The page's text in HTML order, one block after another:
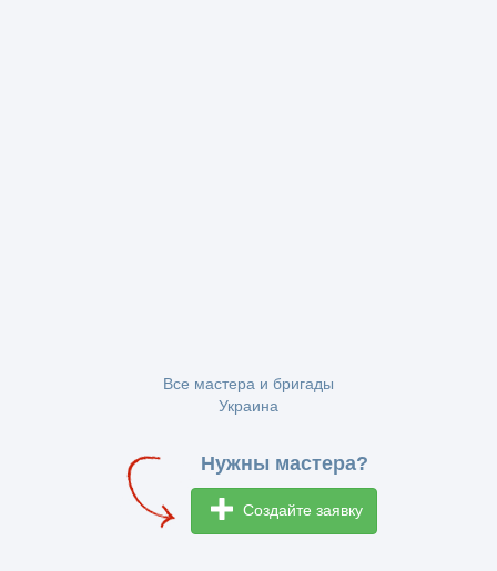
Все мастера и бригады
Украина
Нужны мастера?
Создайте заявку